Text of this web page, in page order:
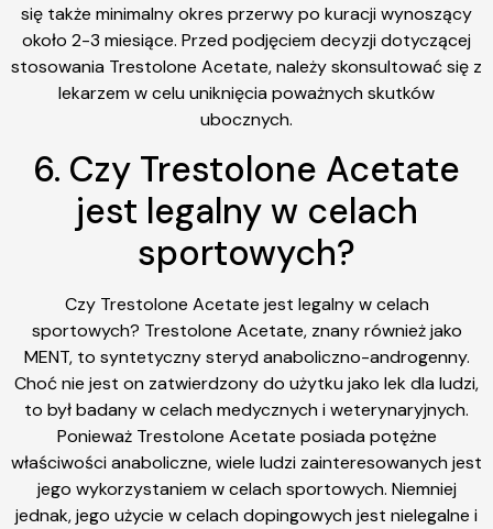
się także minimalny okres przerwy po kuracji wynoszący
około 2-3 miesiące. Przed podjęciem decyzji dotyczącej
stosowania Trestolone Acetate, należy skonsultować się z
lekarzem w celu uniknięcia poważnych skutków
ubocznych.
6. Czy Trestolone Acetate
jest legalny w celach
sportowych?
Czy Trestolone Acetate jest legalny w celach
sportowych? Trestolone Acetate, znany również jako
MENT, to syntetyczny steryd anaboliczno-androgenny.
Choć nie jest on zatwierdzony do użytku jako lek dla ludzi,
to był badany w celach medycznych i weterynaryjnych.
Ponieważ Trestolone Acetate posiada potężne
właściwości anaboliczne, wiele ludzi zainteresowanych jest
jego wykorzystaniem w celach sportowych. Niemniej
jednak, jego użycie w celach dopingowych jest nielegalne i